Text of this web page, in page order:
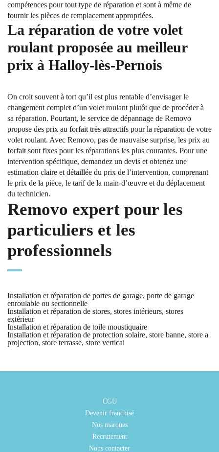
compétences pour tout type de réparation et sont à même de
fournir les pièces de remplacement appropriées.
La réparation de votre volet
roulant proposée au meilleur
prix à Halloy-lès-Pernois
On croit souvent à tort qu’il est plus rentable d’envisager le
changement complet d’un volet roulant plutôt que de procéder à
sa réparation. Pourtant, le service de dépannage de Removo
propose des prix au forfait très attractifs pour la réparation de votre
volet roulant. Avec Removo, pas de mauvaise surprise, les prix au
forfait sont fixes pour les réparations les plus courantes. Pour une
intervention spécifique, demandez un devis et obtenez une
estimation claire et détaillée du prix de l’intervention, comprenant
le prix de la pièce, le tarif de la main-d’œuvre et du déplacement
du technicien.
Removo expert pour les
particuliers et les
professionnels
Installation et réparation de portes de garage, porte de garage
enroulable ou sectionnelle
Installation et réparation de stores, stores intérieurs, stores
extérieur
Installation et réparation de toile moustiquaire
Installation et réparation de protection solaire, store banne, store a
projection, store terrasse, store vertical
CGU
Devenir franchisé
Nos marques
Recrutement
Nous contacter